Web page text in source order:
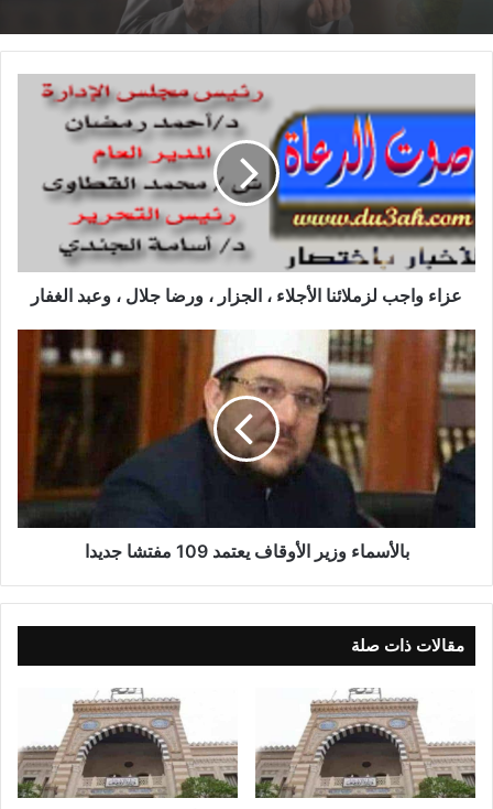
خطبة الجمعة القادمة من دروس وعبر معجزة
الإسراء والمعراج (جبر الخواطر) للدكتور مسعد
الشايب
عزاء واجب لزملائنا الأجلاء ، الجزار ، ورضا جلال ، وعبد الغفار
بالأسماء وزير الأوقاف يعتمد 109 مفتشا جديدا
مقالات ذات صلة